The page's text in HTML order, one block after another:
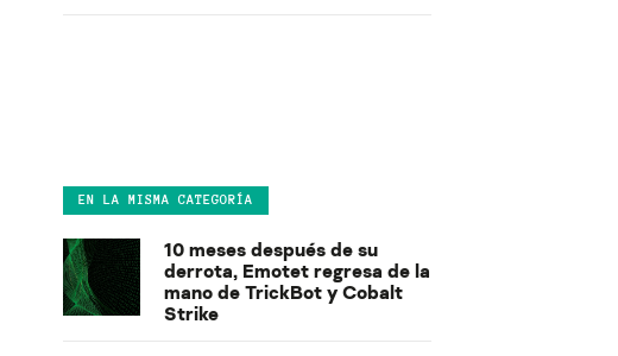
EN LA MISMA CATEGORÍA
10 meses después de su
derrota, Emotet regresa de la
mano de TrickBot y Cobalt
Strike